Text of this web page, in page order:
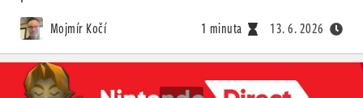
Mojmír Kočí 1 minuta 13. 6. 2026